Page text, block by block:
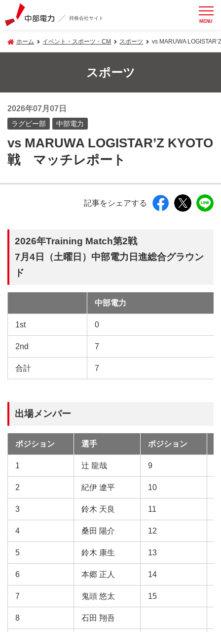
持株会社サイト MENU
ホーム イベント・スポーツ・CM スポーツ vs MARUWA
スポーツ
2026年07月07日
ラグビー部 中部電力
vs MARUWA LOGISTAR’Z KYOTO
戦 マッチレポート
記事をシェアする
2026年Training Match第2戦
7月4日（土曜日）中部電力日進総合グラウン
ド
中部電力
1st 0
2nd 7
合計 7
出場メンバー
ポジション 選手 ポジション
1 辻 龍哉 9
2 紀伊 遼平 10
3 鈴木 天良 11
4 桑田 陽介 12
5 鈴木 康生 13
6 本郷 正人 14
7 鬼頭 悠太 15
8 石田 翔吾